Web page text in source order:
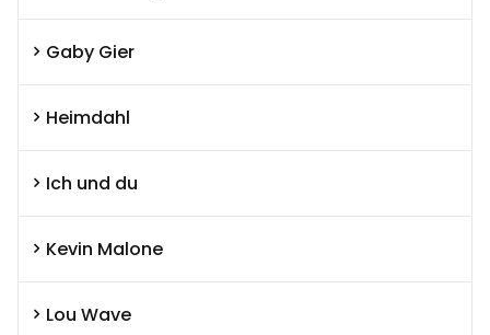
Gaby Gier
Heimdahl
Ich und du
Kevin Malone
Lou Wave